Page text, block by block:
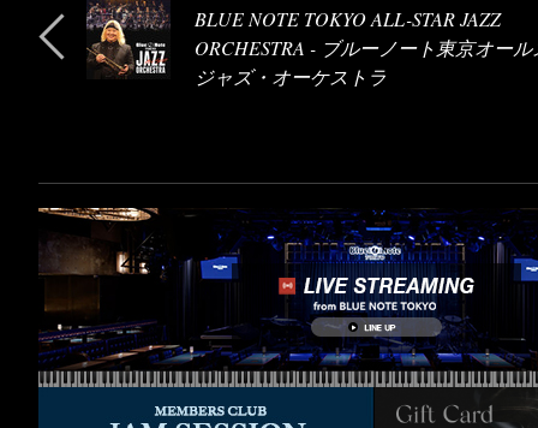
BLUE NOTE TOKYO ALL-STAR JAZZ
ORCHESTRA - ブルーノート東京オー
ジャズ・オーケストラ